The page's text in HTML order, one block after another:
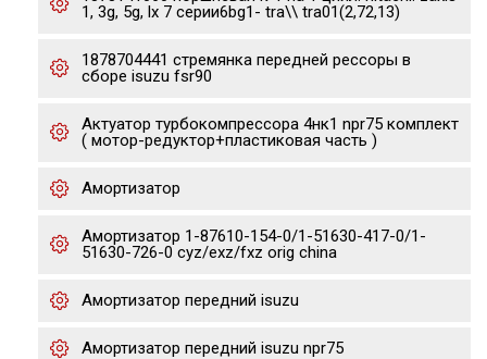
1, 3g, 5g, lx 7 серии6bg1- tra\\ tra01(2,72,13)
1878704441 стремянка передней рессоры в
сборе isuzu fsr90
Актуатор турбокомпрессора 4нк1 npr75 комплект
( мотор-редуктор+пластиковая часть )
Амортизатор
Амортизатор 1-87610-154-0/1-51630-417-0/1-
51630-726-0 cyz/exz/fxz orig china
Амортизатор передний isuzu
Амортизатор передний isuzu npr75